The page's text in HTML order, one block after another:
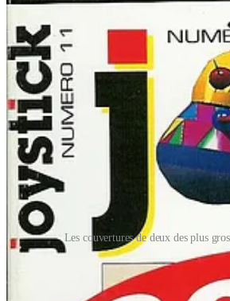
Les couvertures de deux des plus
Mais là où les jeux de la sagaMonkey Island
indé.